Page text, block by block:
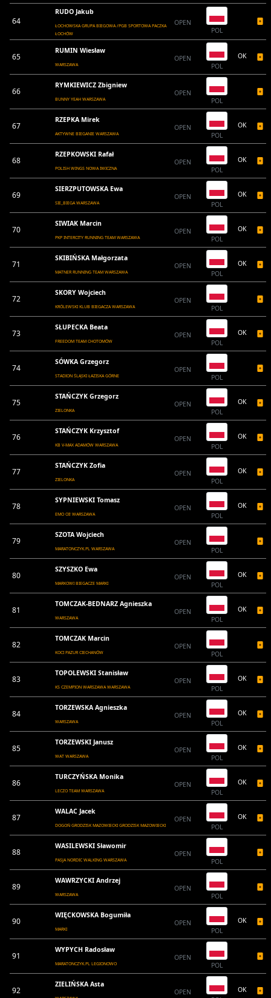
64
RUDO Jakub
ŁOCHOWSKA GRUPA BIEGOWA /PGB SPORTOWA PACZKA
ŁOCHÓW
OPEN
POL
65
RUMIN Wiesław
WARSZAWA
OPEN
POL
OK
66
RYMKIEWICZ Zbigniew
BUNNY YEAH WARSZAWA
OPEN
POL
67
RZEPKA Mirek
AKTYWNE BIEGANIE WARSZAWA
OPEN
POL
OK
68
RZEPKOWSKI Rafał
POLISH WINGS NOWA IWICZNA
OPEN
POL
OK
69
SIERZPUTOWSKA Ewa
SIE_BIEGA WARSZAWA
OPEN
POL
OK
70
SIWIAK Marcin
PKP INTERCITY RUNNING TEAM WARSZAWA
OPEN
POL
OK
71
SKIBIŃSKA Małgorzata
MATNER RUNNING TEAM WARSZAWA
OPEN
POL
OK
72
SKORY Wojciech
KRÓLEWSKI KLUB BIEGACZA WARSZAWA
OPEN
POL
73
SŁUPECKA Beata
FREEDOM TEAM CHOTOMÓW
OPEN
POL
OK
74
SÓWKA Grzegorz
STADION ŚLĄSKI ŁAZISKA GÓRNE
OPEN
POL
75
STAŃCZYK Grzegorz
ZIELONKA
OPEN
POL
OK
76
STAŃCZYK Krzysztof
KB V-MAX ADAMÓW WARSZAWA
OPEN
POL
OK
77
STAŃCZYK Zofia
ZIELONKA
OPEN
POL
OK
78
SYPNIEWSKI Tomasz
EMO OI! WARSZAWA
OPEN
POL
OK
79
SZOTA Wojciech
MARATONCZYK.PL WARSZAWA
OPEN
POL
80
SZYSZKO Ewa
MARKOWI BIEGACZE MARKI
OPEN
POL
OK
81
TOMCZAK-BEDNARZ Agnieszka
WARSZAWA
OPEN
POL
OK
82
TOMCZAK Marcin
KOCI PAZUR CIECHANÓW
OPEN
POL
83
TOPOLEWSKI Stanisław
KS CZEMPION WARSZAWA WARSZAWA
OPEN
POL
OK
84
TORZEWSKA Agnieszka
WARSZAWA
OPEN
POL
OK
85
TORZEWSKI Janusz
WAT WARSZAWA
OPEN
POL
OK
86
TURCZYŃSKA Monika
LECZO TEAM WARSZAWA
OPEN
POL
OK
87
WALAC Jacek
DOGOŃ GRODZISK MAZOWIECKI GRODZISK MAZOWIECKI
OPEN
POL
OK
88
WASILEWSKI Sławomir
PASJA NORDIC WALKING WARSZAWA
OPEN
POL
89
WAWRZYCKI Andrzej
WARSZAWA
OPEN
POL
90
WIĘCKOWSKA Bogumiła
MARKI
OPEN
POL
OK
91
WYPYCH Radosław
MARATONCZYK.PL LEGIONOWO
OPEN
POL
92
ZIELIŃSKA Asta
OPEN
OK